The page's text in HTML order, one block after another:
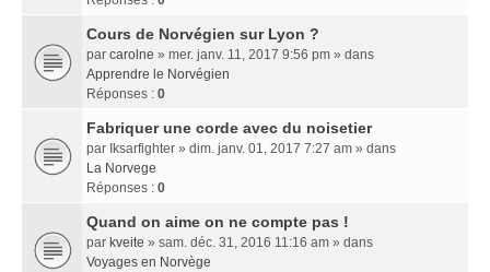
Cours de Norvégien sur Lyon ?
par carolne » mer. janv. 11, 2017 9:56 pm » dans
Apprendre le Norvégien
Réponses : 0
Fabriquer une corde avec du noisetier
par Iksarfighter » dim. janv. 01, 2017 7:27 am » dans
La Norvege
Réponses : 0
Quand on aime on ne compte pas !
par kveite » sam. déc. 31, 2016 11:16 am » dans
Voyages en Norvège